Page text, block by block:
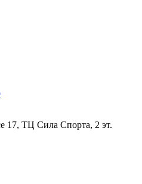
17, ТЦ Сила Спорта, 2 эт.